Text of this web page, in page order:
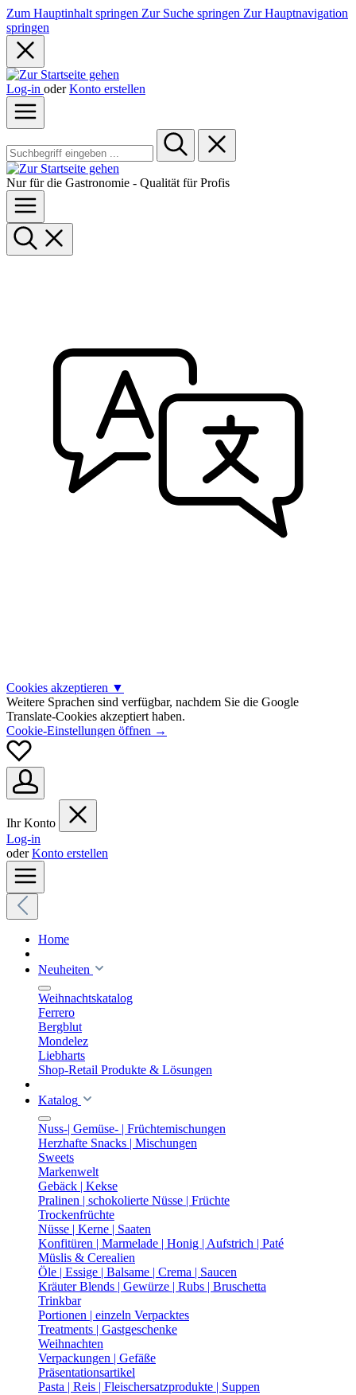
Zum Hauptinhalt springen Zur Suche springen Zur Hauptnavigation
springen
Log-in oder Konto erstellen
Nur für die Gastronomie - Qualität für Profis
Cookies akzeptieren ▼
Weitere Sprachen sind verfügbar, nachdem Sie die Google
Translate-Cookies akzeptiert haben.
Cookie-Einstellungen öffnen →
Ihr Konto
Log-in
oderKonto erstellen
Home
Neuheiten
Weihnachtskatalog
Ferrero
Bergblut
Mondelez
Liebharts
Shop-Retail Produkte & Lösungen
Katalog
Nuss-| Gemüse- | Früchtemischungen
Herzhafte Snacks | Mischungen
Sweets
Markenwelt
Gebäck | Kekse
Pralinen | schokolierte Nüsse | Früchte
Trockenfrüchte
Nüsse | Kerne | Saaten
Konfitüren | Marmelade | Honig | Aufstrich | Paté
Müslis & Cerealien
Öle | Essige | Balsame | Crema | Saucen
Kräuter Blends | Gewürze | Rubs | Bruschetta
Trinkbar
Portionen | einzeln Verpacktes
Treatments | Gastgeschenke
Weihnachten
Verpackungen | Gefäße
Präsentationsartikel
Pasta | Reis | Fleischersatzprodukte | Suppen